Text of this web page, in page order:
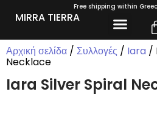
Free shipping within
MIRRA TIERRA
Αρχική σελίδα / Συλλογές / Iara /
Necklace
Iara Silver Spiral